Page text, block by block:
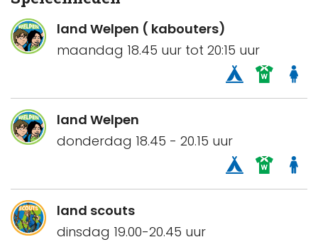
land Welpen ( kabouters)
maandag 18.45 uur tot 20:15 uur
land Welpen
donderdag 18.45 - 20.15 uur
land scouts
dinsdag 19.00-20.45 uur